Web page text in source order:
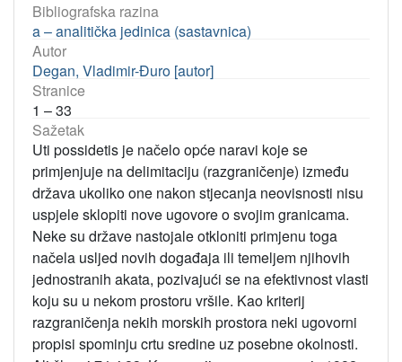
Bibliografska razina
a – analitička jedinica (sastavnica)
Autor
Degan, Vladimir-Đuro [autor]
Stranice
1 – 33
Sažetak
Uti possidetis je načelo opće naravi koje se
primjenjuje na delimitaciju (razgraničenje) između
država ukoliko one nakon stjecanja neovisnosti nisu
uspjele sklopiti nove ugovore o svojim granicama.
Neke su države nastojale otkloniti primjenu toga
načela usljed novih događaja ili temeljem njihovih
jednostranih akata, pozivajući se na efektivnost vlasti
koju su u nekom prostoru vršile. Kao kriterij
razgraničenja nekih morskih prostora neki ugovorni
propisi spominju crtu sredine uz posebne okolnosti.